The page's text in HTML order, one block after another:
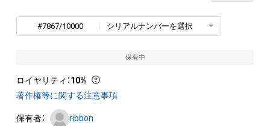
#7867/10000 シリアルナンバーを選択
保有中
ロイヤリティ ：10%
著作権等に関する注意事項
保有者： ribbon